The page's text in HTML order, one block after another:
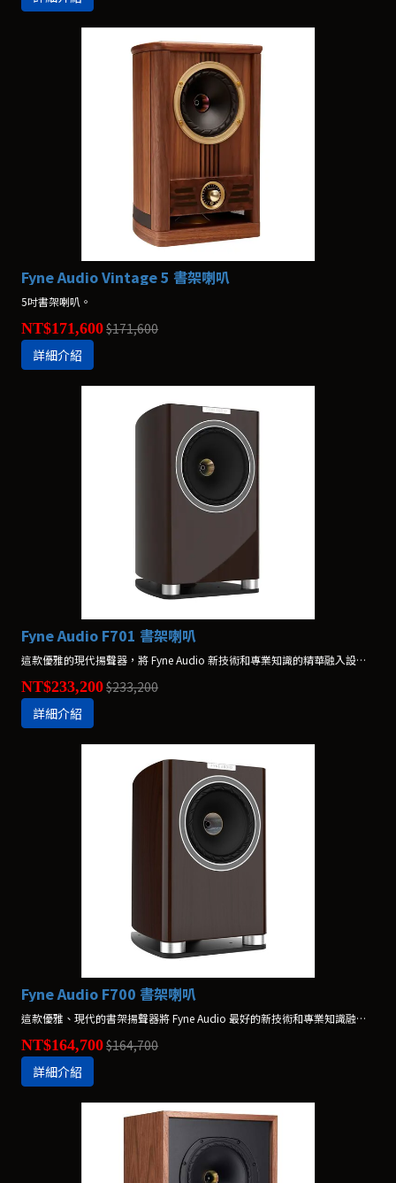
Fyne Audio Vintage 5 書架喇叭
5吋書架喇叭。
NT$171,600$171,600
詳細介紹
Fyne Audio F701 書架喇叭
這款優雅的現代揚聲器，將 Fyne Audio 新技術和專業知識的精華融入設計中。F701 在英國製造。
NT$233,200$233,200
詳細介紹
Fyne Audio F700 書架喇叭
這款優雅、現代的書架揚聲器將 Fyne Audio 最好的新技術和專業知識融入緊湊的書架設計中。F700 在英國製造。
NT$164,700$164,700
詳細介紹